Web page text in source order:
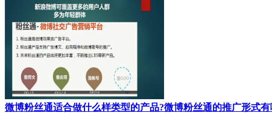
微博粉丝通适合做什么样类型的产品?微博粉丝通的推广形式有